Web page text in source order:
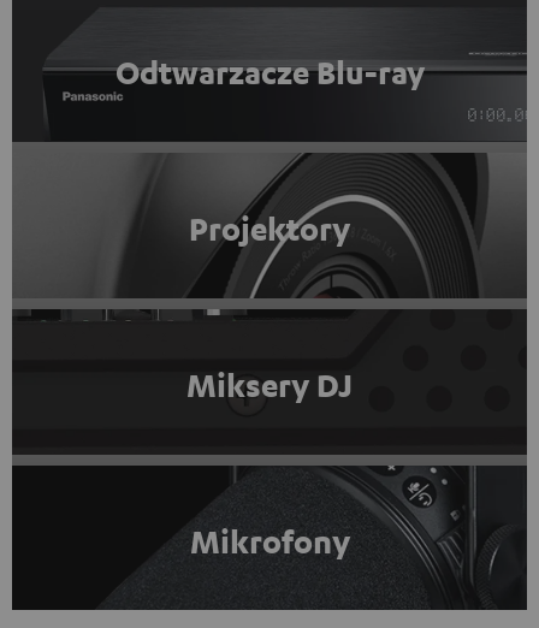
Odtwarzacze Blu-ray
Projektory
Miksery DJ
Mikrofony